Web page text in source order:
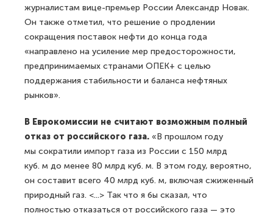
журналистам вице-премьер России Александр Новак.
Он также отметил, что решение о продлении
сокращения поставок нефти до конца года
«направлено на усиление мер предосторожности,
предпринимаемых странами ОПЕК+ с целью
поддержания стабильности и баланса нефтяных
рынков».
В Еврокомиссии не считают возможным полный
отказ от российского газа. «В прошлом году
мы сократили импорт газа из России с 150 млрд
куб. м до менее 80 млрд куб. м. В этом году, вероятно,
он составит всего 40 млрд куб. м, включая сжиженный
природный газ. <...> Так что я бы сказал, что
полностью отказаться от российского газа — это